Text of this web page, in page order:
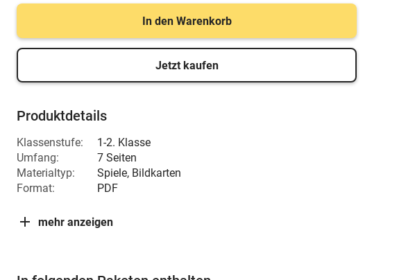
In den Warenkorb
Jetzt kaufen
Produktdetails
Klassenstufe:
1-2. Klasse
Umfang:
7 Seiten
Materialtyp:
Spiele, Bildkarten
Format:
PDF
mehr anzeigen